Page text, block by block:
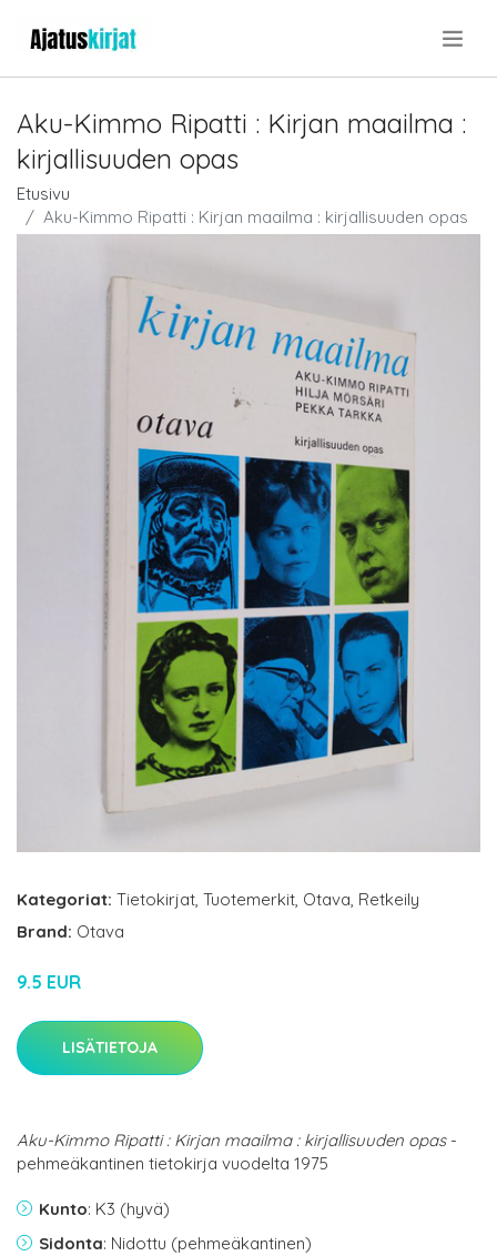
Aku-Kimmo Ripatti : Kirjan maailma :
kirjallisuuden opas
Etusivu
Aku-Kimmo Ripatti : Kirjan maailma : kirjallisuuden opas
Kategoriat: Tietokirjat, Tuotemerkit, Otava, Retkeily
Brand: Otava
9.5 EUR
LISÄTIETOJA
Aku-Kimmo Ripatti : Kirjan maailma : kirjallisuuden opas-
pehmeäkantinen tietokirja vuodelta 1975
Kunto: K3 (hyvä)
Sidonta: Nidottu (pehmeäkantinen)